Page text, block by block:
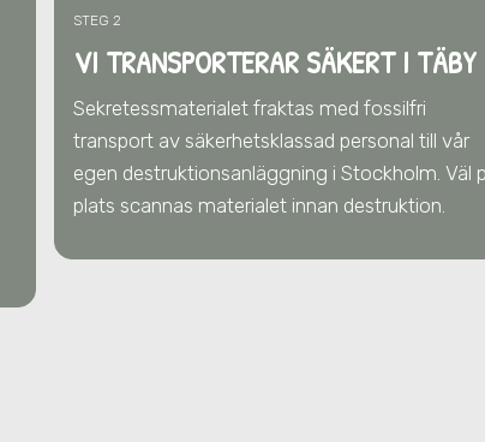
STEG 2
VI TRANSPORTERAR SÄKERT I TÄBY
Sekretessmaterialet fraktas med fossilfri
transport av säkerhetsklassad personal till vår
egen destruktionsanläggning i Stockholm. Väl
plats scannas materialet innan destruktion.